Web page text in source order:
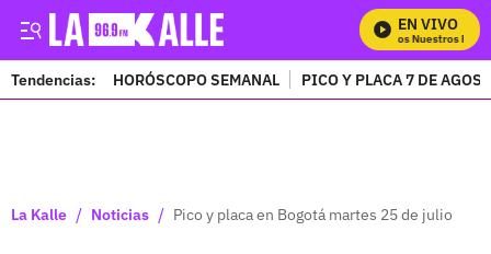
EN VIVO
Mira Todos Nuestros
Tendencias: HORÓSCOPO SEMANAL PICO Y PLACA 7 DE
La Kalle / Noticias / Pico y placa en Bogotá martes 25 de julio